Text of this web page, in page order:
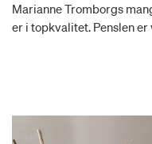
Marianne Tromborgs
er i topkvalitet. Penslen er